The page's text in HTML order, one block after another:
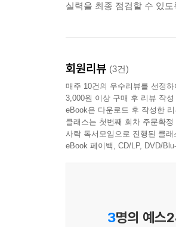
실력을 최종 점검할 수 있도
회원리뷰 (3건)
매주 10건의 우수리뷰를 선정
3,000원 이상 구매 후 리뷰 작성
eBook은 다운로드 후 작성한
클래스는 첫번째 회차 주문확
사락 독서모임으로 진행된 클
eBook 페이백, CD/LP, DVD/
3명의 예스